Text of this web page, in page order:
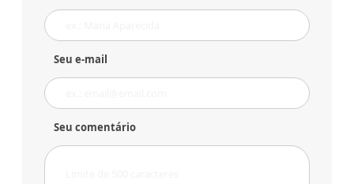
Seu e-mail
Seu comentário